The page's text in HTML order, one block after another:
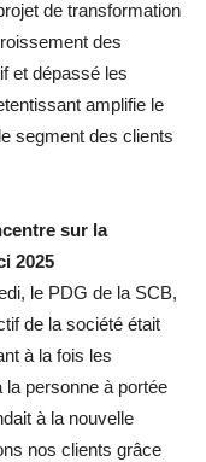
de transformation
des
et dépassé les
amplifie le
segment des clients
sur la
2025
le PDG de la SCB,
de la société était
à la fois les
personne à portée
à la nouvelle
nos clients grâce